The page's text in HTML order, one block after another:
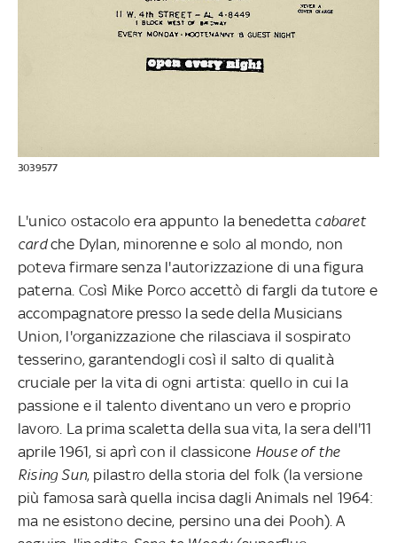
3039577
L'unico ostacolo era appunto la benedetta cabaret
cardche Dylan, minorenne e solo al mondo, non
poteva firmare senza l'autorizzazione di una figura
paterna. Così Mike Porco accettò di fargli da tutore e
accompagnatore presso la sede della Musicians
Union, l'organizzazione che rilasciava il sospirato
tesserino, garantendogli così il salto di qualità
cruciale per la vita di ogni artista: quello in cui la
passione e il talento diventano un vero e proprio
lavoro. La prima scaletta della sua vita, la sera dell'11
aprile 1961, si aprì con il classicone House of the
Rising Sun, pilastro della storia del folk (la versione
più famosa sarà quella incisa dagli Animals nel 1964:
ma ne esistono decine, persino una dei Pooh). A